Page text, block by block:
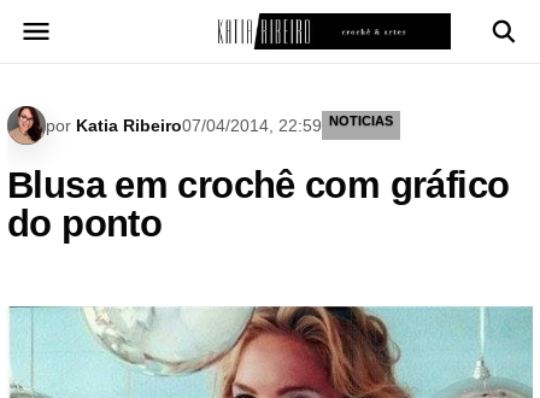
para
por Katia Ribeiro07/04/2014, 22:59 NOTICIAS
Blusa em crochê com gráfico
do ponto